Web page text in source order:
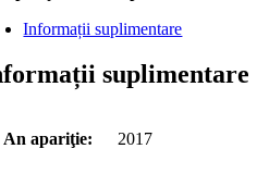
Informații suplimentare
suplimentare
An apariţie: 2017